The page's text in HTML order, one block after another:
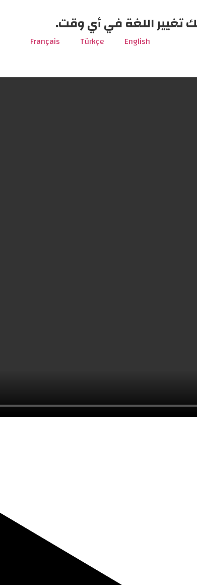
تغيير اللغة في أي وقت.
English
Türkçe
Français